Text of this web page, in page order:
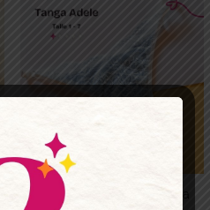
Tanga Adele – patrón para